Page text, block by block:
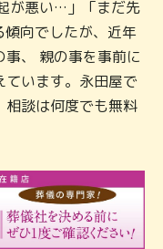
が悪い…」「まだ先
向でしたが、近年
、 親の事を事前に
ています。永田屋で
相談は何度でも無料